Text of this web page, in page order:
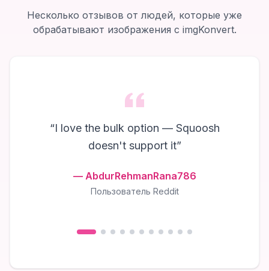
Несколько отзывов от людей, которые уже
обрабатывают изображения с imgKonvert.
“I love the bulk option — Squoosh
doesn't support it”
— AbdurRehmanRana786
Пользователь Reddit